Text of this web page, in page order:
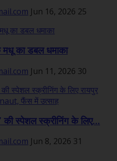
Jun 16, 2026 25
का डबल धमाका
Jun 11, 2026 30
की स्पेशल स्क्रीनिंग के लिए...
Jun 8, 2026 31